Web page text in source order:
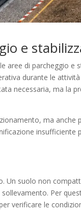
e
aree di parcheggio e
durante le
necessaria, ma la
ma anche
insufficiente
Un suolo non
Per
verificare le